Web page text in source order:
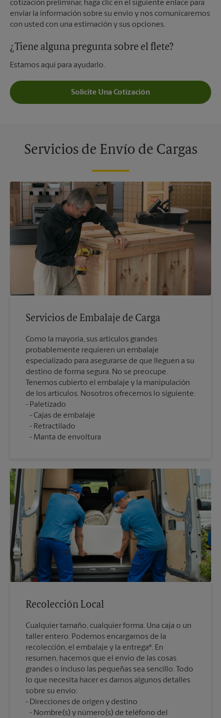
cotización preliminar, haga clic en el siguiente enlace para
enviar la información sobre su envío y nos comunicaremos
con usted con una estimación y sus opciones.
¿Tiene alguna pregunta sobre el flete?
Estamos aquí para ayudarlo.
Solicite Una Cotización
Servicios de Envío de Cargas
Servicios de Embalaje de Carga
Como la mayoría, sus artículos grandes
probablemente requieren un embalaje
especializado para asegurarse de que lleguen a su
destino de forma segura. No se preocupe.
Tenemos cubierto el embalaje y la manipulación
de los artículos. Nosotros ofrecemos lo siguiente:
Cajas de embalaje
Retractilado
Manta de envoltura
Recolección Local
Cualquier tamaño, cualquier forma. Una caja o un
taller entero. Podemos encargarnos de la
recolección, el embalaje y la entrega*. En
resumen, hacemos que el envío de las cosas
grandes o incluso las pequeñas sea sencillo. Todo
lo que necesita hacer es darnos algunos detalles
sobre su envío:
Nombre(s) y número(s) de teléfono del